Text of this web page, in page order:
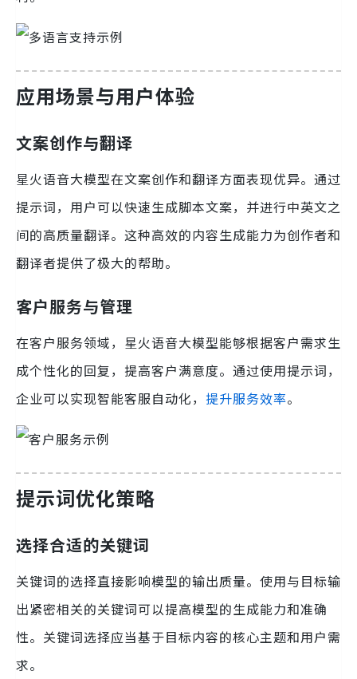
应用场景与用户体验
文案创作与翻译
星火语音大模型在文案创作和翻译方面表现优异。通过
提示词，用户可以快速生成脚本文案，并进行中英文之
间的高质量翻译。这种高效的内容生成能力为创作者和
翻译者提供了极大的帮助。
客户服务与管理
在客户服务领域，星火语音大模型能够根据客户需求生
成个性化的回复，提高客户满意度。通过使用提示词，
企业可以实现智能客服自动化， 提升服务效率。
提示词优化策略
选择合适的关键词
关键词的选择直接影响模型的输出质量。使用与目标输
出紧密相关的关键词可以提高模型的生成能力和准确
性。关键词选择应当基于目标内容的核心主题和用户需
求。